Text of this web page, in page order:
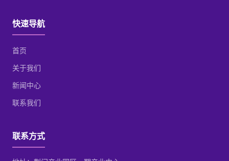
快速导航
首页
关于我们
新闻中心
联系我们
联系方式